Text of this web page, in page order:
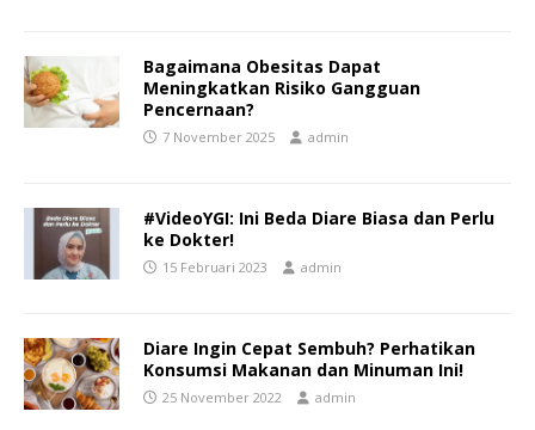
Bagaimana Obesitas Dapat
Meningkatkan Risiko Gangguan
Pencernaan?
7 November 2025 admin
#VideoYGI: Ini Beda Diare Biasa dan Perlu
ke Dokter!
15 Februari 2023 admin
Diare Ingin Cepat Sembuh? Perhatikan
Konsumsi Makanan dan Minuman Ini!
25 November 2022 admin